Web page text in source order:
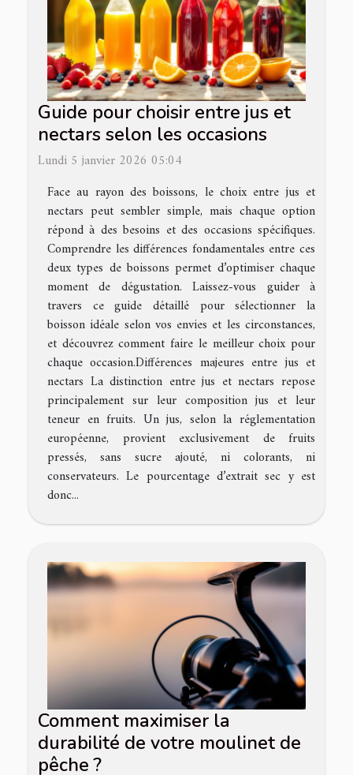
Guide pour choisir entre jus et
nectars selon les occasions
Lundi 5 janvier 2026 05:04
Face au rayon des boissons, le choix entre jus et
nectars peut sembler simple, mais chaque option
répond à des besoins et des occasions spécifiques.
Comprendre les différences fondamentales entre ces
deux types de boissons permet d’optimiser chaque
moment de dégustation. Laissez-vous guider à
travers ce guide détaillé pour sélectionner la
boisson idéale selon vos envies et les circonstances,
et découvrez comment faire le meilleur choix pour
chaque occasion.Différences majeures entre jus et
nectars La distinction entre jus et nectars repose
principalement sur leur composition jus et leur
teneur en fruits. Un jus, selon la réglementation
européenne, provient exclusivement de fruits
pressés, sans sucre ajouté, ni colorants, ni
conservateurs. Le pourcentage d’extrait sec y est
donc...
Comment maximiser la
durabilité de votre moulinet de
pêche ?